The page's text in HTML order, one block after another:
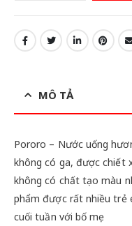
MÔ TẢ
Pororo – Nước uống
không có ga, được chiết
không có chất tạo màu
phẩm được rất nhiều trẻ
cuối tuần với bố mẹ